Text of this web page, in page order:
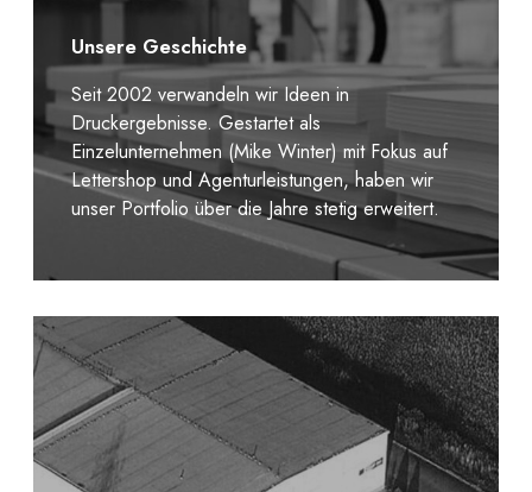
Unsere Geschichte
Seit 2002 verwandeln wir Ideen in
Druckergebnisse. Gestartet als
Einzelunternehmen (Mike Winter) mit Fokus auf
Lettershop und Agenturleistungen, haben wir
unser Portfolio über die Jahre stetig erweitert.